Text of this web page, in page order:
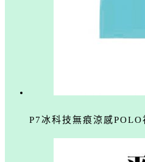
P7冰科技無痕涼感POLO